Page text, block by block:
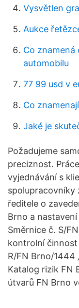
Vysvětlen
Aukce
Co znamená
automobilu
77 99 usd v
Co
Jaké je
Požadujeme
preciznost.
vyjednávání s
spolupracovníky
ředitele o
Brno a
Směrnice č. S/
kontrolní činnost
R/FN Brno/1444
Katalog rizik FN
útvarů FN Brno